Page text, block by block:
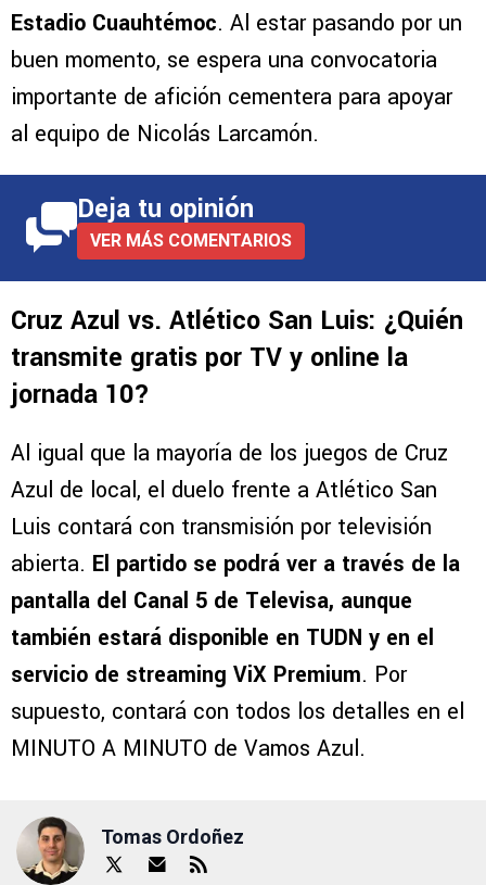
Estadio Cuauhtémoc. Al estar pasando por un
buen momento, se espera una convocatoria
importante de afición cementera para apoyar
al equipo de Nicolás Larcamón.
Deja tu opinión
VER MÁS COMENTARIOS
Cruz Azul vs. Atlético San Luis: ¿Quién
transmite gratis por TV y online la
jornada 10?
Al igual que la mayoría de los juegos de Cruz
Azul de local, el duelo frente a Atlético San
Luis contará con transmisión por televisión
abierta. El partido se podrá ver a través de la
pantalla del Canal 5 de Televisa, aunque
también estará disponible en TUDN y en el
servicio de streaming ViX Premium. Por
supuesto, contará con todos los detalles en el
MINUTO A MINUTO de Vamos Azul.
Tomas Ordoñez